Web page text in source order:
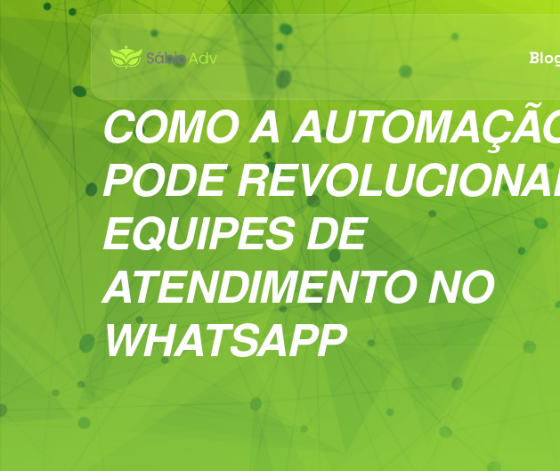
COMO A
PODE
EQUIPES DE
ATENDIMENTO NO
WHATSAPP